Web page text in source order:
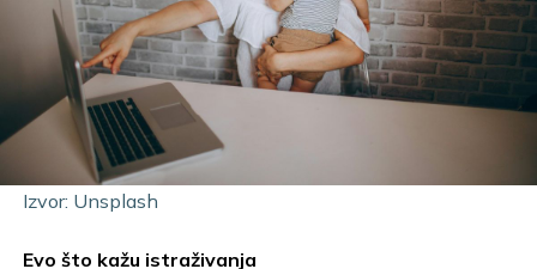
Izvor: Unsplash
Evo što kažu istraživanja